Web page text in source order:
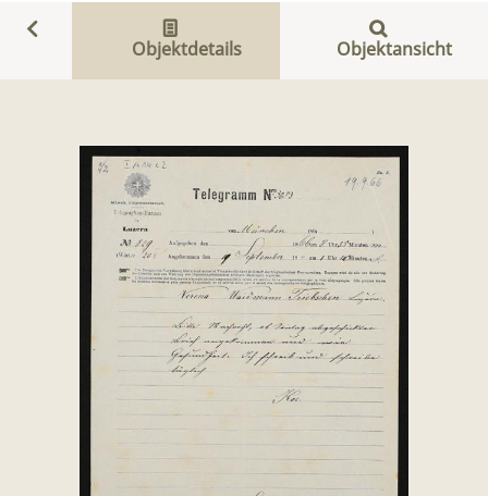
Objektdetails Objektansicht